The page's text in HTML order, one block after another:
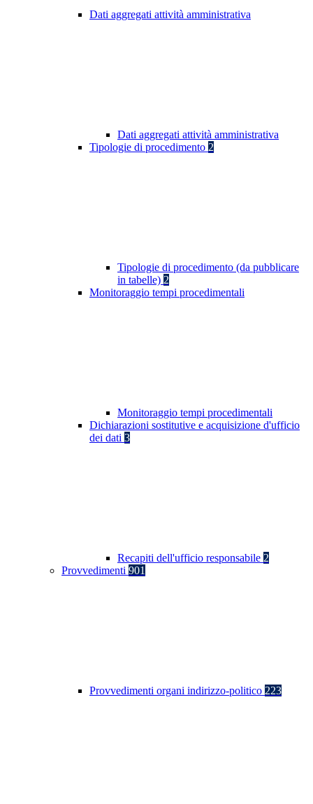
Dati aggregati attività amministrativa
Dati aggregati attività amministrativa
Tipologie di procedimento 2
Tipologie di procedimento (da pubblicare
in tabelle) 2
Monitoraggio tempi procedimentali
Monitoraggio tempi procedimentali
Dichiarazioni sostitutive e acquisizione d'ufficio
dei dati 3
Recapiti dell'ufficio responsabile 2
Provvedimenti 901
Provvedimenti organi indirizzo-politico 223